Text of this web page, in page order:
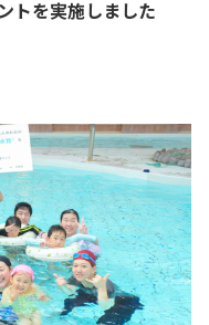
トを実施しました